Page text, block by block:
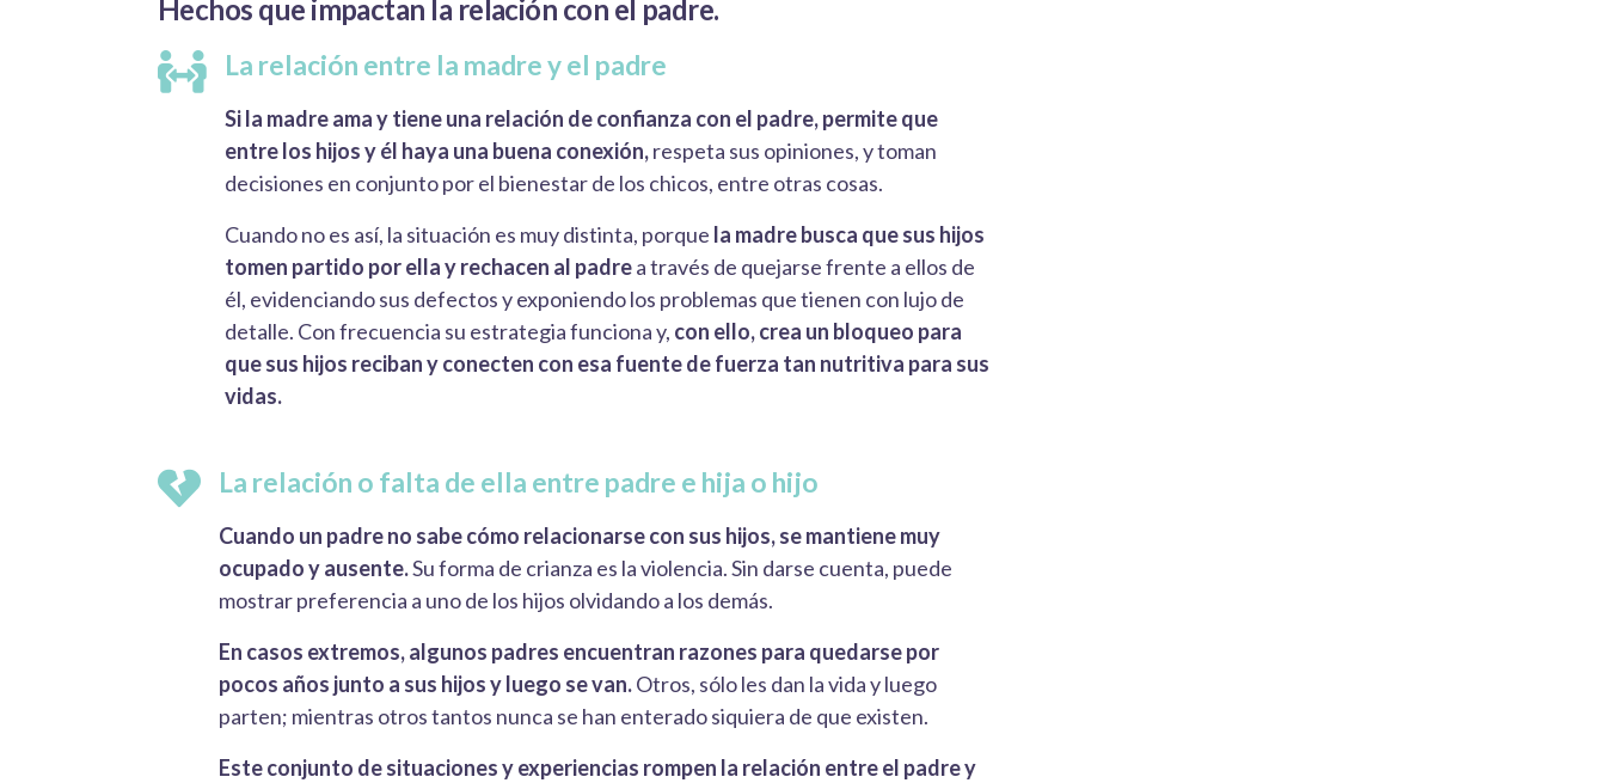
Hechos que impactan la relación con el padre.
La relación entre la madre y el padre
Si la madre ama y tiene una relación de confianza con el padre, permite que
entre los hijos y él haya una buena conexión,respeta sus opiniones, y toman
decisiones en conjunto por el bienestar de los chicos, entre otras cosas.
Cuando no es así, la situación es muy distinta, porque la madre busca que sus hijos
tomen partido por ella y rechacen al padrea través de quejarse frente a ellos de
él, evidenciando sus defectos y exponiendo los problemas que tienen con lujo de
detalle. Con frecuencia su estrategia funciona y, con ello, crea un bloqueo para
que sus hijos reciban y conecten con esa fuente de fuerza tan nutritiva para sus
vidas.
La relación o falta de ella entre padre e hija o hijo
Cuando un padre no sabe cómo relacionarse con sus hijos, se mantiene muy
ocupado y ausente.Su forma de crianza es la violencia. Sin darse cuenta, puede
mostrar preferencia a uno de los hijos olvidando a los demás.
En casos extremos, algunos padres encuentran razones para quedarse por
pocos años junto a sus hijos y luego se van.Otros, sólo les dan la vida y luego
parten; mientras otros tantos nunca se han enterado siquiera de que existen.
Este conjunto de situaciones y experiencias rompen la relación entre el padre y